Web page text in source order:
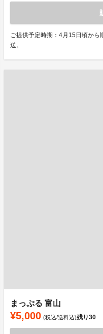
ご提供予定時期：4月15日頃か
送。
まっぷる 富山
¥5,000 (税込/送料込)残り30